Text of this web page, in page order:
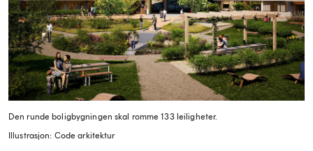
Den runde boligbygningen skal romme 133 leiligheter.
Illustrasjon: Code arkitektur